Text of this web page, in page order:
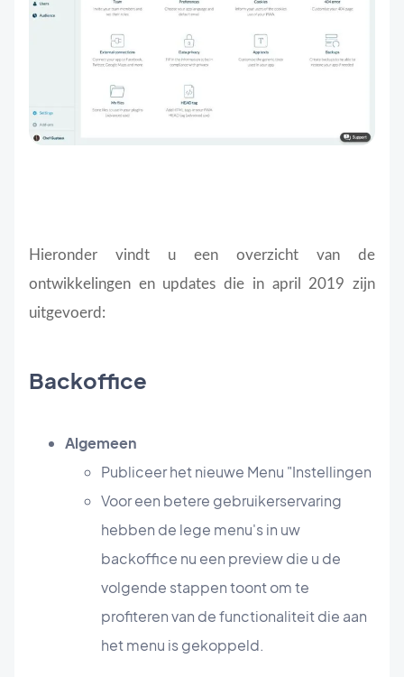
Hieronder vindt u een overzicht van de
ontwikkelingen en updates die in april 2019 zijn
uitgevoerd:
Backoffice
Algemeen
Publiceer het nieuwe Menu "Instellingen
Voor een betere gebruikerservaring
hebben de lege menu's in uw
backoffice nu een preview die u de
volgende stappen toont om te
profiteren van de functionaliteit die aan
het menu is gekoppeld.